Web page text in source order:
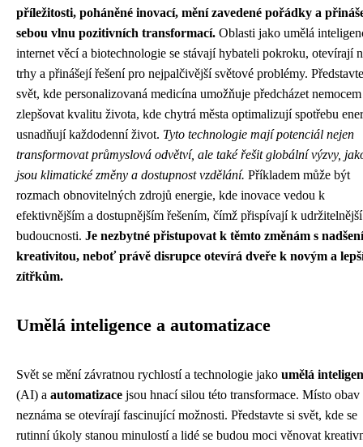
příležitosti, poháněné inovací, mění zavedené pořádky a
sebou vlnu pozitivních transformací. Oblasti jako umělá
internet věcí a biotechnologie se stávají hybateli pokroku, otevírají
trhy a přinášejí řešení pro nejpalčivější světové problémy.
svět, kde personalizovaná medicína umožňuje předcházet
zlepšovat kvalitu života, kde chytrá města optimalizují spotřebu
usnadňují každodenní život. Tyto technologie mají potenciál nejen
transformovat průmyslová odvětví, ale také řešit globální výzvy,
jsou klimatické změny a dostupnost vzdělání. Příkladem může být
rozmach obnovitelných zdrojů energie, kde inovace vedou k
efektivnějším a dostupnějším řešením, čímž přispívají k udržitelnější
budoucnosti. Je nezbytné přistupovat k těmto změnám s
kreativitou, neboť právě disrupce otevírá dveře k novým a
zítřkům.
Umělá inteligence a automatizace
Svět se mění závratnou rychlostí a technologie jako umělá
(AI) a automatizace jsou hnací silou této transformace. Místo obav
neznáma se otevírají fascinující možnosti. Představte si svět, kde se
rutinní úkoly stanou minulostí a lidé se budou moci věnovat